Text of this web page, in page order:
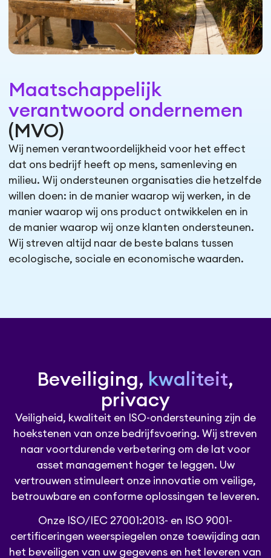
Maatschappelijk
verantwoord ondernemen
(MVO)
Wij nemen verantwoordelijkheid voor het effect
dat ons bedrijf heeft op mens, samenleving en
milieu. Wij ondersteunen organisaties die hetzelfde
willen doen: in de manier waarop wij werken, in de
manier waarop wij ons product ontwikkelen en in
de manier waarop wij onze klanten ondersteunen.
Wij streven altijd naar de beste balans tussen
ecologische, sociale en economische waarden.
Beveiliging, kwaliteit,
privacy
Veiligheid, kwaliteit en ISO-ondersteuning zijn de
hoekstenen van onze bedrijfsvoering. Wij streven
naar voortdurende verbetering om de lat voor
asset management hoger te leggen. Uw
vertrouwen stimuleert onze innovatie om veilige,
betrouwbare en conforme oplossingen te leveren.
Onze ISO/IEC 27001:2013- en ISO 9001-
certificeringen weerspiegelen onze toewijding aan
het beveiligen van uw gegevens en het leveren van